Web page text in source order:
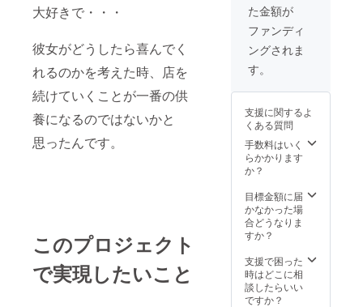
大好きで・・・
彼女がどうしたら喜んでく
れるのかを考えた時、店を
続けていくことが一番の供
養になるのではないかと
思ったんです。
このプロジェクト
で実現したいこと
た金額が
ファンディ
ングされま
す。
支援に関するよ
くある質問
手数料はいく
らかかります
か？
目標金額に届
かなかった場
合どうなりま
すか？
支援で困った
時はどこに相
談したらいい
ですか？